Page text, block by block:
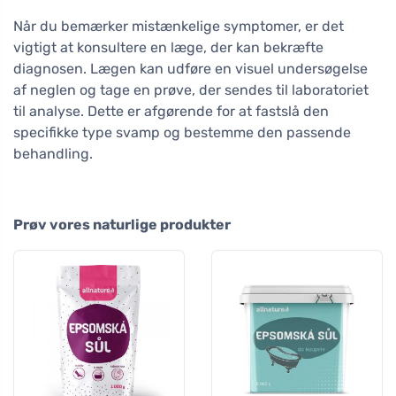
Når du bemærker mistænkelige symptomer, er det
vigtigt at konsultere en læge, der kan bekræfte
diagnosen. Lægen kan udføre en visuel undersøgelse
af neglen og tage en prøve, der sendes til laboratoriet
til analyse. Dette er afgørende for at fastslå den
specifikke type svamp og bestemme den passende
behandling.
Prøv vores naturlige produkter